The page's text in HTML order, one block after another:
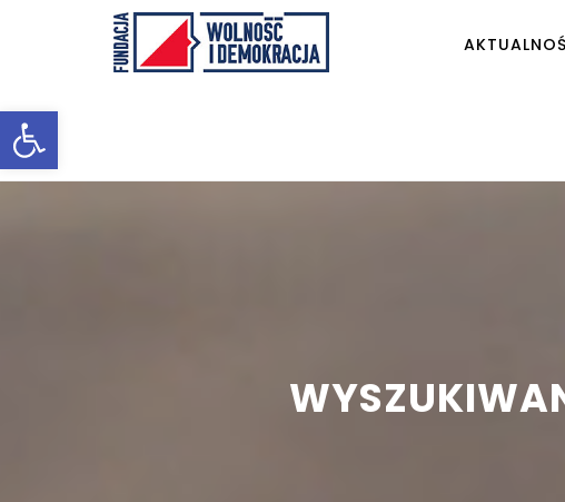
Otwórz pasek narzędzi